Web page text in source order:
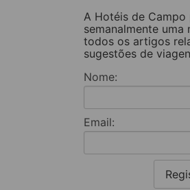
A Hotéis de Campo
semanalmente uma
todos os artigos
sugestões de
Nome:
Email: